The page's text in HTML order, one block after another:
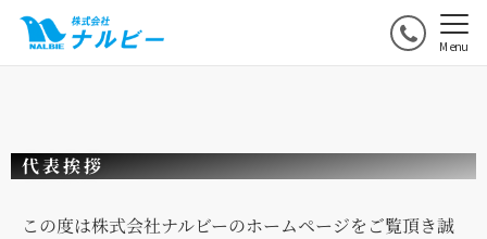
Menu
代表挨拶
この度は株式会社ナルビーのホームページをご覧頂き誠